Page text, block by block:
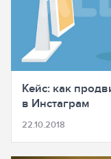
Кейс: как
в Инстаграм
22.10.2018